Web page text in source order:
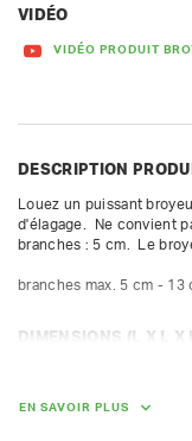
VIDÉO
VIDÉO PRODUIT
DESCRIPTION
Louez un puissant
d'élagage.  Ne convient
branches : 5 cm.  Le
branches max. 5 cm - 13
DIMENSIONS (L X L X
POIDS
EN SAVOIR PLUS